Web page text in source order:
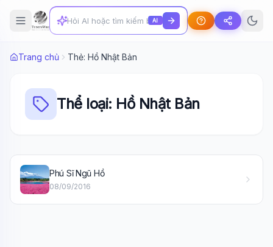
AI
Trang chủ Thẻ: Hồ Nhật Bản
Thể loại: Hồ Nhật Bản
Phú Sĩ Ngũ Hồ
08/09/2016
🤖Sẵn sàng hỗ trợ